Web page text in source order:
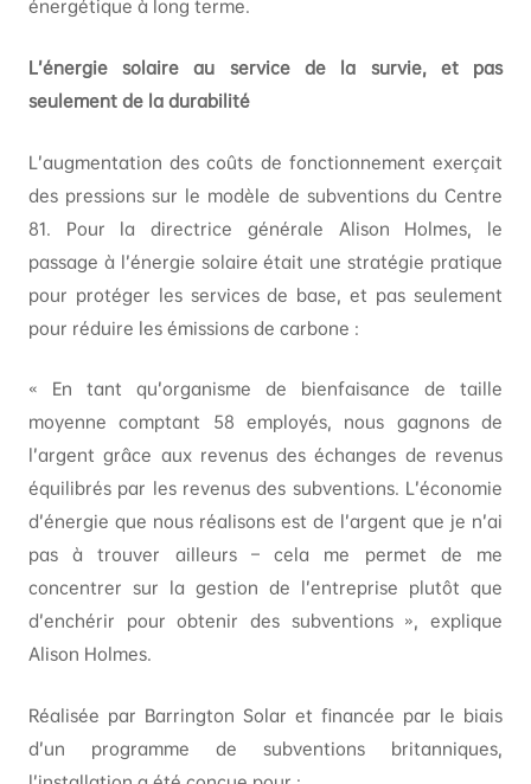
énergétique à long terme.
L’énergie solaire au service de la survie, et pas
seulement de la durabilité
L’augmentation des coûts de fonctionnement exerçait
des pressions sur le modèle de subventions du Centre
81. Pour la directrice générale Alison Holmes, le
passage à l’énergie solaire était une stratégie pratique
pour protéger les services de base, et pas seulement
pour réduire les émissions de carbone :
« En tant qu’organisme de bienfaisance de taille
moyenne comptant 58 employés, nous gagnons de
l’argent grâce aux revenus des échanges de revenus
équilibrés par les revenus des subventions. L’économie
d’énergie que nous réalisons est de l’argent que je n’ai
pas à trouver ailleurs – cela me permet de me
concentrer sur la gestion de l’entreprise plutôt que
d’enchérir pour obtenir des subventions », explique
Alison Holmes.
Réalisée par Barrington Solar et financée par le biais
d’un programme de subventions britanniques,